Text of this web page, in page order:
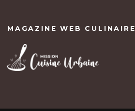
MAGAZINE WEB CULINAIRE